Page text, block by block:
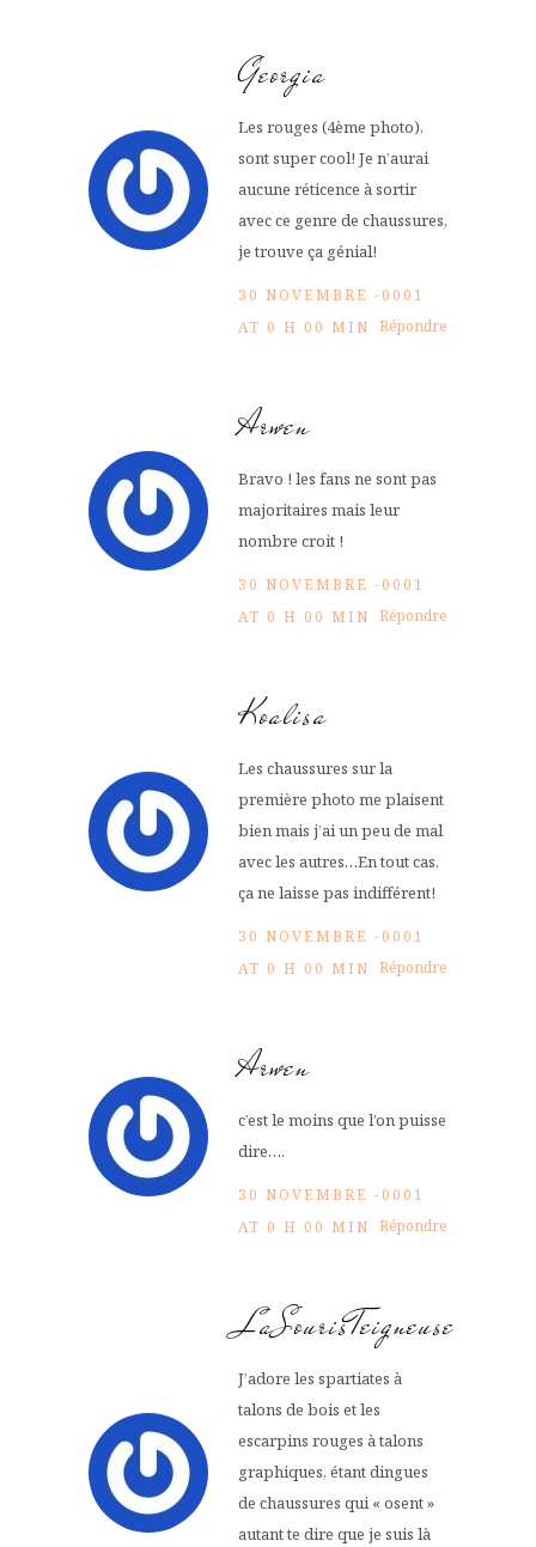
Georgia
Les rouges (4ème photo),
sont super cool! Je n’aurai
aucune réticence à sortir
avec ce genre de chaussures,
je trouve ça génial!
30 NOVEMBRE -0001
AT 0 H 00 MIN Répondre
Arwen
Bravo ! les fans ne sont pas
majoritaires mais leur
nombre croit !
30 NOVEMBRE -0001
AT 0 H 00 MIN Répondre
Koalisa
Les chaussures sur la
première photo me plaisent
bien mais j’ai un peu de mal
avec les autres…En tout cas,
ça ne laisse pas indifférent!
30 NOVEMBRE -0001
AT 0 H 00 MIN Répondre
Arwen
c’est le moins que l’on puisse
dire….
30 NOVEMBRE -0001
AT 0 H 00 MIN Répondre
LaSourisTeigneuse
J’adore les spartiates à
talons de bois et les
escarpins rouges à talons
graphiques, étant dingues
de chaussures qui « osent »
autant te dire que je suis là